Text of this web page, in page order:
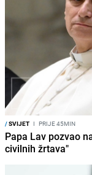
/SVIJET I PRIJE 45MIN
Papa Lav pozvao
civilnih žrtava"